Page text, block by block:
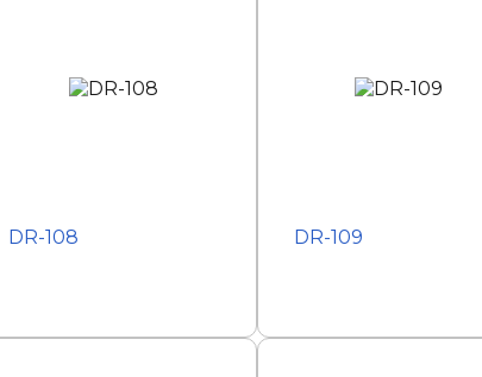
DR-108 DR-109